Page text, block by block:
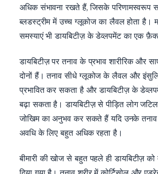
अधिक संभावना रखते हैं, जिसके परिणामस्वरूप
ब्लडस्ट्रीम में उच्च ग्लूकोज का लैवल होता है।
समस्याएं भी डायबिटीज़ के डेव्लपमेंट का एक
डायबिटीज़ पर तनाव के प्रभाव शारीरिक और
दोनों हैं। तनाव सीधे ग्लूकोज के लैवल और
प्रभावित कर सकता है और डायबिटीज़ के
बढ़ा सकता है। डायबिटीज़ से पीड़ित लोग
जोखिम का अनुभव कर सकते हैं यदि उनके तनाव
अवधि के लिए बहुत अधिक रहता है।
बीमारी की खोज से बहुत पहले ही डायबिटीज़